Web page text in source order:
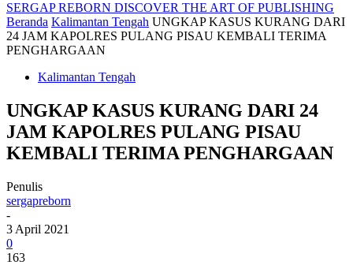
SERGAP REBORN DISCOVER THE ART OF PUBLISHING
Beranda Kalimantan Tengah UNGKAP KASUS KURANG DARI
24 JAM KAPOLRES PULANG PISAU KEMBALI TERIMA
PENGHARGAAN
Kalimantan Tengah
UNGKAP KASUS KURANG DARI 24
JAM KAPOLRES PULANG PISAU
KEMBALI TERIMA PENGHARGAAN
Penulis
sergapreborn
-
3 April 2021
0
163